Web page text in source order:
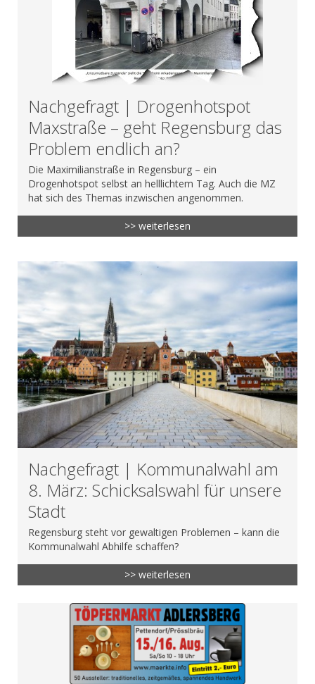
Nachgefragt | Drogenhotspot
Maxstraße – geht Regensburg das
Problem endlich an?
Die Maximilianstraße in Regensburg – ein
Drogenhotspot selbst an helllichtem Tag. Auch die MZ
hat sich des Themas inzwischen angenommen.
>> weiterlesen
Nachgefragt | Kommunalwahl am
8. März: Schicksalswahl für unsere
Stadt
Regensburg steht vor gewaltigen Problemen – kann die
Kommunalwahl Abhilfe schaffen?
>> weiterlesen